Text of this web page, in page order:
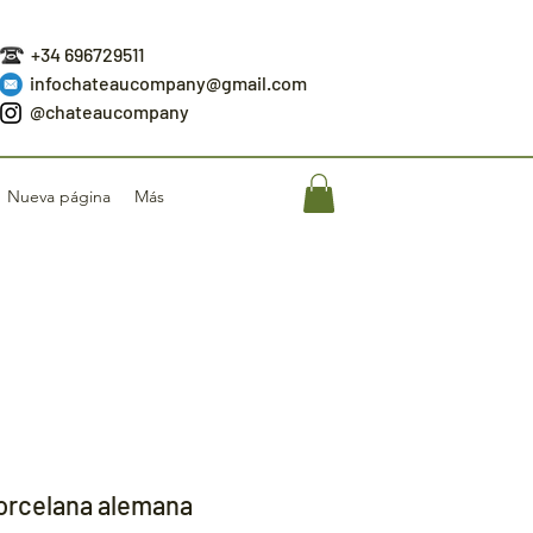
+34 696729511
infochateaucompany@gmail.com
@chateaucompany
Nueva página Más
alemana